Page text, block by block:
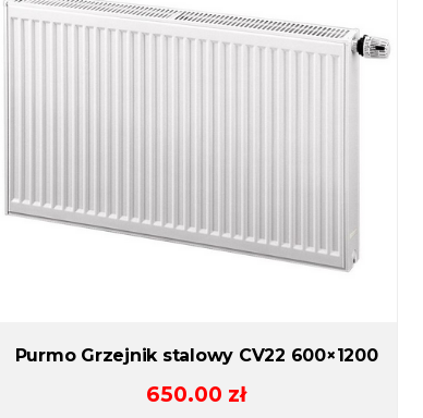
Purmo Grzejnik stalowy CV22 600×1200
650.00 zł